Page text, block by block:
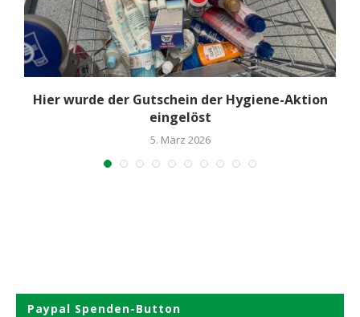
Hier wurde der Gutschein der Hygiene-Aktion
eingelöst
5. März 2026
Paypal Spenden-Button